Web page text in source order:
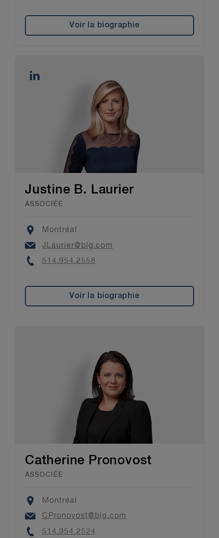
Voir la biographie
Justine B. Laurier
ASSOCIÉE
Location
Montréal
Email
JLaurier@blg.com
Phone
514.954.2558
Voir la biographie
Catherine Pronovost
ASSOCIÉE
Location
Montréal
Email
CPronovost@blg.com
Phone
514.954.2524